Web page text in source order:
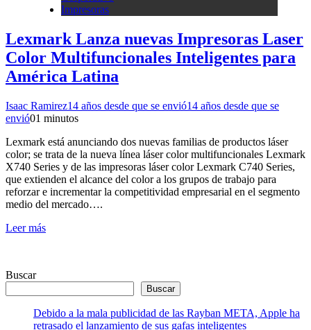
Impresoras
Lexmark Lanza nuevas Impresoras Laser
Color Multifuncionales Inteligentes para
América Latina
Isaac Ramirez14 años desde que se envió14 años desde que se
envió01 minutos
Lexmark está anunciando dos nuevas familias de productos láser
color; se trata de la nueva línea láser color multifuncionales Lexmark
X740 Series y de las impresoras láser color Lexmark C740 Series,
que extienden el alcance del color a los grupos de trabajo para
reforzar e incrementar la competitividad empresarial en el segmento
medio del mercado….
Leer más
Buscar
Buscar
Debido a la mala publicidad de las Rayban META, Apple ha
retrasado el lanzamiento de sus gafas inteligentes